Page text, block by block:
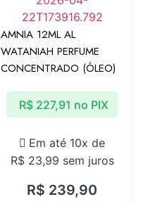
AMNIA 12ML AL
WATANIAH PERFUME
CONCENTRADO (ÓLEO)
R$ 239,90
Em até 10x de
R$23,99 sem juros
R$227,91 no PIX